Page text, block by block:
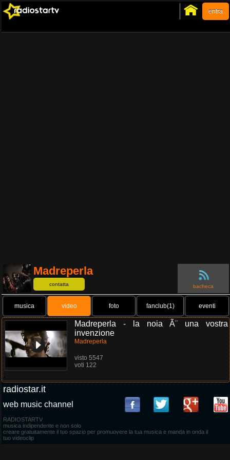
entra
Madreperla
contatta bacheca
musica video foto fanclub(1) eventi
Madreperla - la noia Ã¨ una vostra
invenzione
Madreperla
visto 5547
voti 122
radiostar.it
web music channel
RADIOSTARTV
musica indipendente e non solo
creare gratuitamente il tuo spazio per promuovere la tua musica e manda in onda il
tuo videoclip